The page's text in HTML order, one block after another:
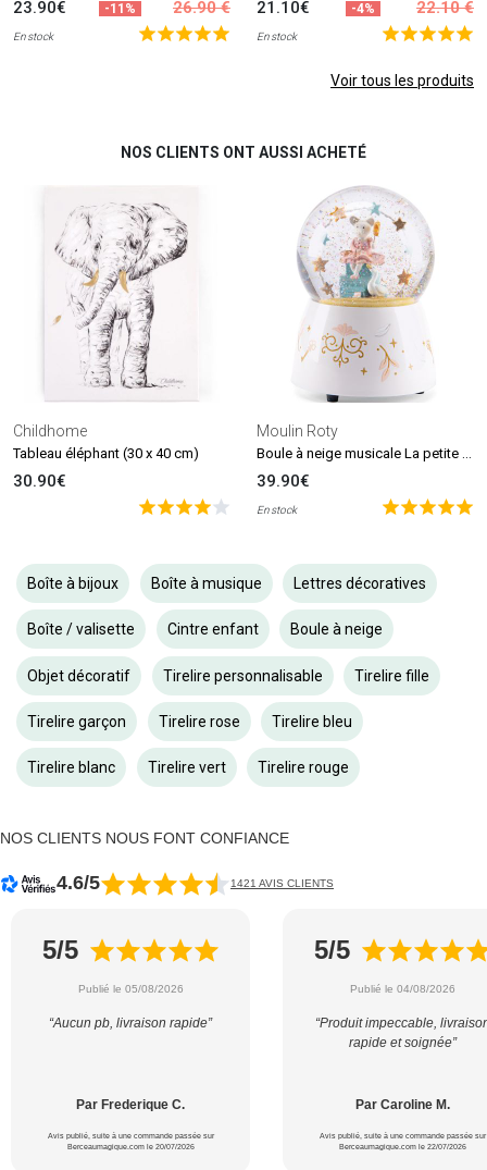
23.90€ -11% 26.90 €
En stock
21.10€ -4% 22.10 €
En stock
Voir tous les produits
NOS CLIENTS ONT AUSSI ACHETÉ
Childhome
Tableau éléphant (30 x 40 cm)
30.90€
Moulin Roty
39.90€
En stock
Boîte à bijoux Boîte à musique Lettres décoratives
Boîte / valisette Cintre enfant Boule à neige
Objet décoratif Tirelire personnalisable Tirelire fille
Tirelire garçon Tirelire rose Tirelire bleu
Tirelire blanc Tirelire vert Tirelire rouge
NOS CLIENTS NOUS FONT CONFIANCE
4.6/5 1421 AVIS CLIENTS
5/5
Publié le 05/08/2026
“Aucun pb, livraison rapide”
Par Frederique C.
Avis publié, suite à une commande passée sur
Berceaumagique.com le 20/07/2026
5/5
Publié le 04/08/2026
“Produit impeccable,
rapide et soignée”
Par Caroline M.
Avis publié, suite à une commande passée sur
Berceaumagique.com le 22/07/2026